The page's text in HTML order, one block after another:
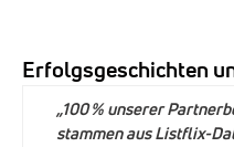
Erfolgsgeschichten
„100 % unserer
stammen aus Listflix-